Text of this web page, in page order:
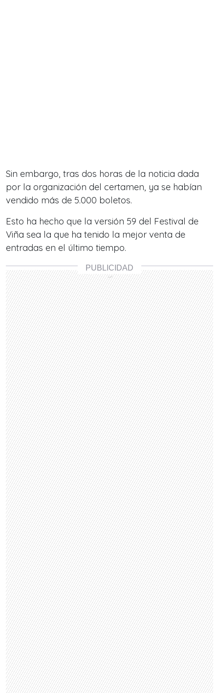
Sin embargo, tras dos horas de la noticia dada
por la organización del certamen, ya se habían
vendido más de 5.000 boletos.
Esto ha hecho que la versión 59 del Festival de
Viña sea la que ha tenido la mejor venta de
entradas en el último tiempo.